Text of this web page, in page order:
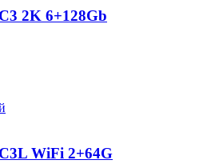
2K 6+128Gb
WiFi 2+64G